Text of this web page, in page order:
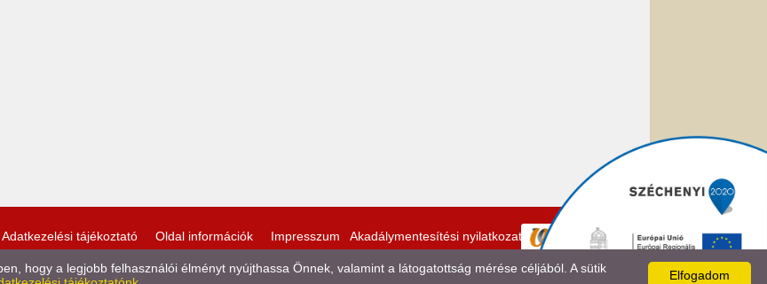
Adatkezelési tájékoztató Oldal információk Impresszum Akadálymentesítési nyilatkozat
Elfogadom
hogy a legjobb felhasználói élményt nyújthassa Önnek, valamint a látogatottság mérése céljából. A sütik